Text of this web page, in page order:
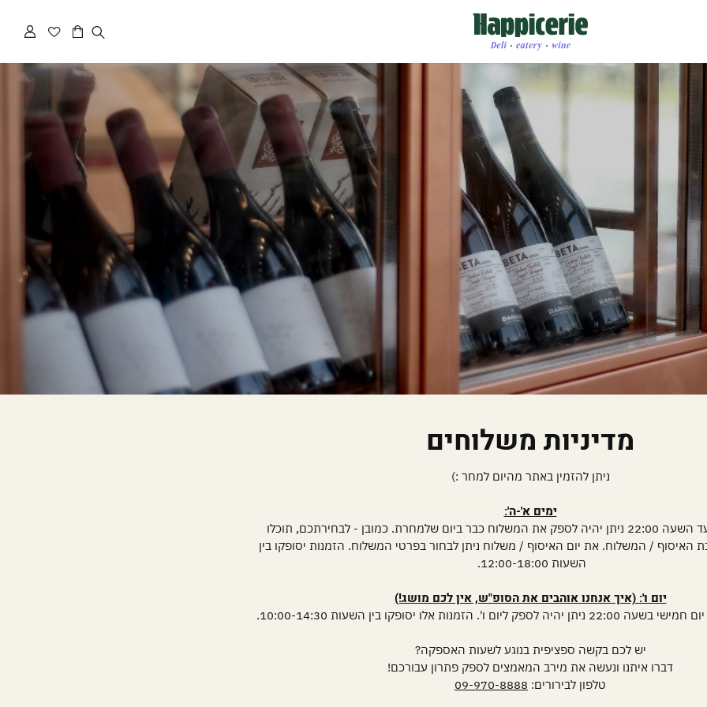
פתיחת חלונית עגלה
אין מוצרים בעגלה
שכחתי סיסמה
משתמש חדש/אורח
דאגנו לכם ליצירת חשבון קלה ומהירה במיוחד. המשיכו למילוי
פרטיכם ותוכלו ליהנות מהיתרונות של משתמש רשום כבר עכשיו.
מדיניות משלוחים
ניתן להזמין באתר מהיום למחר :)
ימים א'-ה':
הזמנות שיתקבלו עד השעה 22:00 ניתן יהיה לספק את המשלוח כבר ביום שלמחרת. כמובן - לבחירתכם, תוכלו
האיסוף / המשלוח. את יום האיסוף / משלוח ניתן לבחור בפרטי המשלוח. הזמנות יסופקו בין
השעות 12:00-18:00.
יום ו': (איך אנחנו אוהבים את הסופ"ש, אין לכם מושג!)
ו'. הזמנות אלו יסופקו בין השעות 10:00-14:30.
יש לכם בקשה ספציפית בנוגע לשעות האספקה?
דברו איתנו ונעשה את מירב המאמצים לספק פתרון עבורכם!
טלפון לבירורים: 09-970-8888